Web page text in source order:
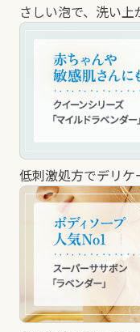
さしい泡で、洗い上
低刺激処方でデリケ